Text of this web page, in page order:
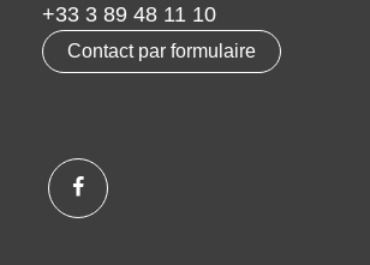
+33 3 89 48 11 10
Contact par formulaire